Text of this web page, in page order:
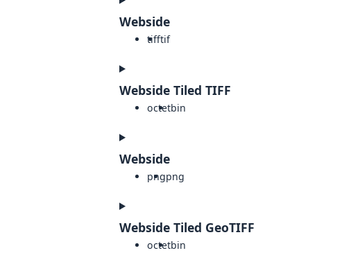
Webside
tifftif
Webside Tiled TIFF
octetbin
Webside
pngpng
Webside Tiled GeoTIFF
octetbin